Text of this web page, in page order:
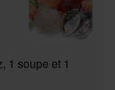
1 soupe et 1